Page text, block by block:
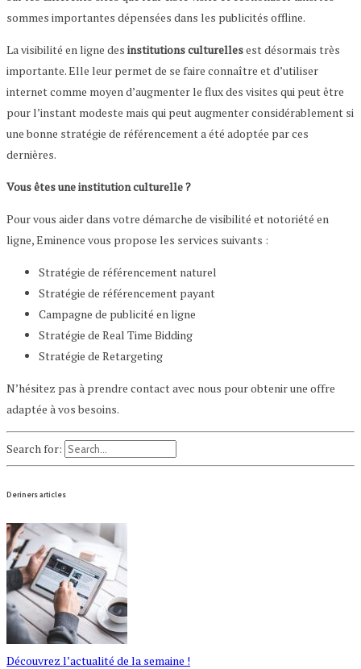
sommes importantes dépensées dans les publicités offline.
La visibilité en ligne des institutions culturellesest désormais très
importante. Elle leur permet de se faire connaître et d’utiliser
internet comme moyen d’augmenter le flux des visites qui peut être
pour l’instant modeste mais qui peut augmenter considérablement si
une bonne stratégie de référencement a été adoptée par ces
dernières.
Vous êtes une institution culturelle ?
Pour vous aider dans votre démarche de visibilité et notoriété en
ligne, Eminence vous propose les services suivants :
Stratégie de référencement naturel
Stratégie de référencement payant
Campagne de publicité en ligne
Stratégie de Real Time Bidding
Stratégie de Retargeting
N’hésitez pas à prendre contact avec nous pour obtenir une offre
adaptée à vos besoins.
Search for:
Deriners articles
Découvrez l’actualité de la semaine !